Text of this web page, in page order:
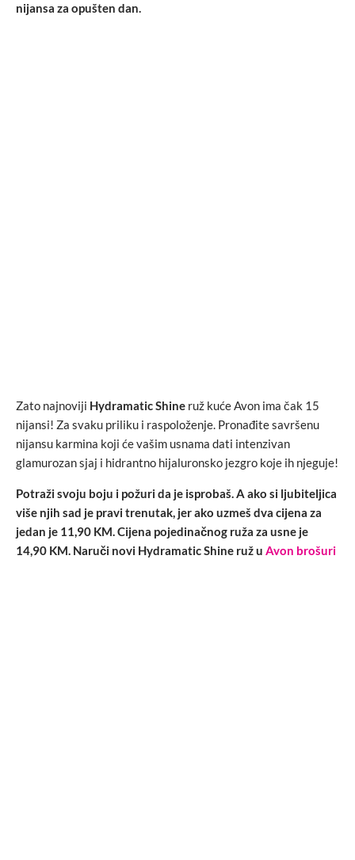
nijansa za opušten dan.
Zato najnoviji Hydramatic Shine ruž kuće Avon ima čak 15
nijansi! Za svaku priliku i raspoloženje. Pronađite savršenu
nijansu karmina koji će vašim usnama dati intenzivan
glamurozan sjaj i hidrantno hijaluronsko jezgro koje ih njeguje!
Potraži svoju boju i požuri da je isprobaš. A ako si ljubiteljica
više njih sad je pravi trenutak, jer ako uzmeš dva cijena za
jedan je 11,90 KM. Cijena pojedinačnog ruža za usne je
14,90 KM. Naruči novi Hydramatic Shine ruž u Avon brošuri